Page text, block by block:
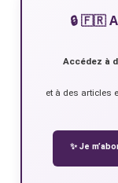
🔒 🇫🇷
Accédez à
et à des articles
✨ Je